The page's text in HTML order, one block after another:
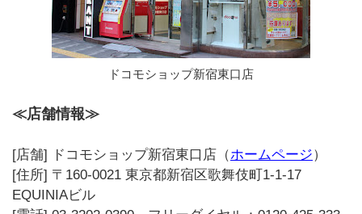
ドコモショップ新宿東口店
≪店舗情報≫
[店舗] ドコモショップ新宿東口店（ホームページ）
[住所] 〒160-0021 東京都新宿区歌舞伎町1-1-17
EQUINIAビル